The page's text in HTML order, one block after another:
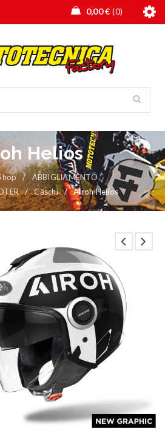
0,00€ 0
Helios
/
ABBIGLIAMENTO
/ Caschi / Airoh Helios